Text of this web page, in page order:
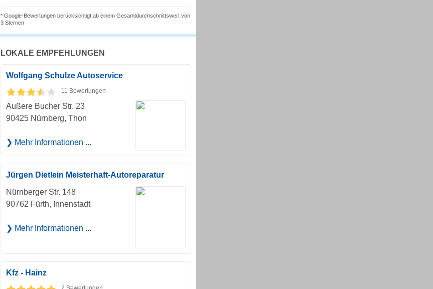
* Google-Bewertungen berücksichtigt ab einem Gesamtdurchschnittswert von
3 Sternen
LOKALE EMPFEHLUNGEN
Wolfgang Schulze Autoservice
11 Bewertungen
Äußere Bucher Str. 23
90425 Nürnberg, Thon
Mehr Informationen ...
Jürgen Dietlein Meisterhaft-Autoreparatur
Nürnberger Str. 148
90762 Fürth, Innenstadt
Mehr Informationen ...
Kfz - Hainz